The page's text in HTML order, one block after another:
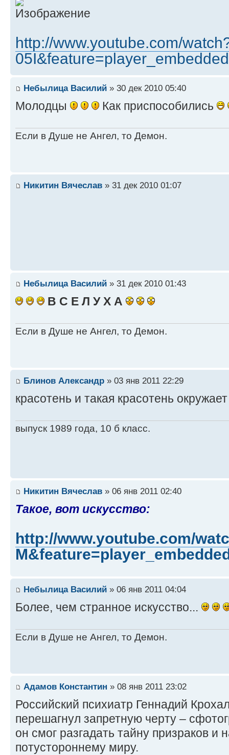
http://www.youtube.com/
05I&feature=player_embedded
Небылица Василий » 30 дек 2010 05:40
Молодцы Как приспособились
Если в Душе не Ангел, то Демон.
Никитин Вячеслав » 31 дек 2010 01:07
Небылица Василий » 31 дек 2010 01:43
В С Е Л У Х А
Если в Душе не Ангел, то Демон.
Блинов Александр » 03 янв 2011 22:29
красотень и такая красотень
выпуск 1989 года, 10 б класс.
Никитин Вячеслав » 06 янв 2011 02:40
Такое, вот искусство:
http://www.youtube.com/
Небылица Василий » 06 янв 2011 04:04
Более, чем странное искусство...
Если в Душе не Ангел, то Демон.
Адамов Константин » 08 янв 2011 23:02
Российский психиатр Геннадий
перешагнул запретную черту –
он смог разгадать тайну призраков и
потустороннему миру.